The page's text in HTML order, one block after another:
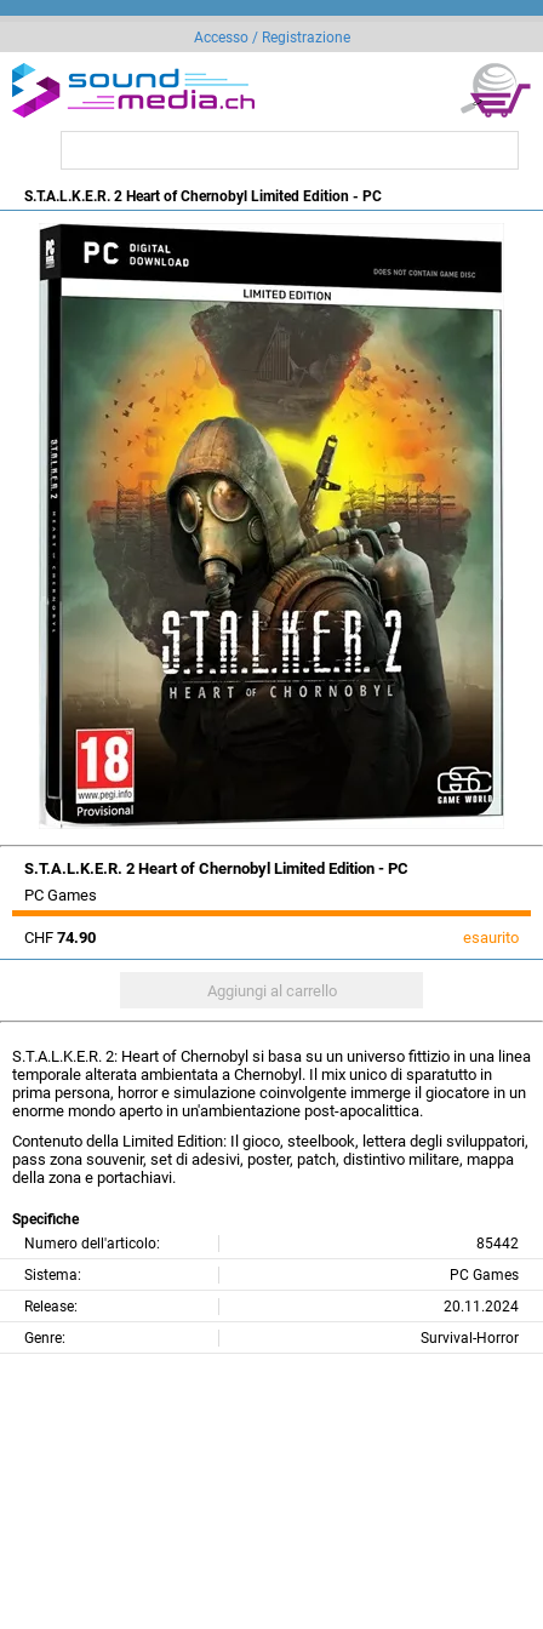
Accesso / Registrazione
S.T.A.L.K.E.R. 2 Heart of Chernobyl Limited Edition - PC
S.T.A.L.K.E.R. 2 Heart of Chernobyl Limited Edition - PC
PC Games
CHF 74.90 esaurito
S.T.A.L.K.E.R. 2: Heart of Chernobyl si basa su un universo fittizio in una linea
temporale alterata ambientata a Chernobyl. Il mix unico di sparatutto in
prima persona, horror e simulazione coinvolgente immerge il giocatore in un
enorme mondo aperto in un'ambientazione post-apocalittica.
Contenuto della Limited Edition: Il gioco, steelbook, lettera degli sviluppatori,
pass zona souvenir, set di adesivi, poster, patch, distintivo militare, mappa
della zona e portachiavi.
Specifiche
Numero dell'articolo:
85442
Sistema:
PC Games
Release:
20.11.2024
Genre:
Survival-Horror